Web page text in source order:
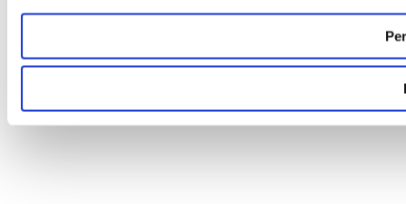
Las cookies de este sitio web se usan para personalizar
analizar el tráfico. Además, compartimos información
sociales, publicidad y análisis web, quienes pueden